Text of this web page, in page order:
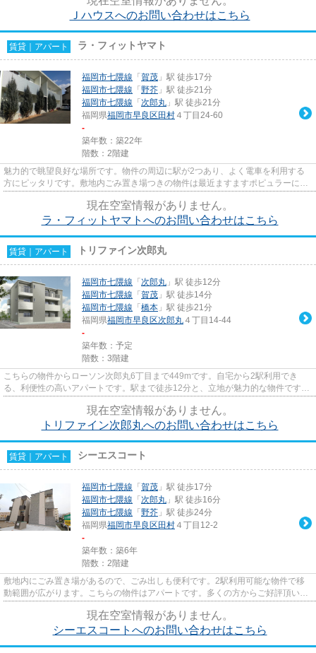
Ｊハウスへのお問い合わせはこちら
賃貸｜アパート ラ・フィットヤマト
福岡市七隈線 「 賀茂 」駅 徒歩17分
福岡市七隈線 「 野芥 」駅 徒歩21分
福岡市七隈線 「 次郎丸 」駅 徒歩21分
福岡県福岡市早良区 田村 ４丁目24-60
-
築年数：築22年
階数：2階建
魅力的で眺望良好な場所です。物件の周辺に駅が2つあり、よく電車を利用する
方にピッタリです。敷地内ごみ置き場つきの物件は最近ますますポピュラーにな
現在空室情報がありません。
ラ・フィットヤマトへのお問い合わせはこちら
賃貸｜アパート トリファイン次郎丸
福岡市七隈線 「 次郎丸 」駅 徒歩12分
福岡市七隈線 「 賀茂 」駅 徒歩14分
福岡市七隈線 「 橋本 」駅 徒歩21分
福岡県福岡市早良区次郎丸 ４丁目14-44
-
築年数：予定
階数：3階建
こちらの物件からローソン次郎丸6丁目まで449mです。自宅から2駅利用でき
る、利便性の高いアパートです。駅まで徒歩12分と、立地が魅力的な物件です。
現在空室情報がありません。
トリファイン次郎丸へのお問い合わせはこちら
賃貸｜アパート シーエスコート
福岡市七隈線 「 賀茂 」駅 徒歩17分
福岡市七隈線 「 次郎丸 」駅 徒歩16分
福岡市七隈線 「 野芥 」駅 徒歩24分
福岡県福岡市早良区 田村 ４丁目12-2
-
築年数：築6年
階数：2階建
敷地内にごみ置き場があるので、ごみ出しも便利です。2駅利用可能な物件で移
動範囲が広がります。こちらの物件はアパートです。多くの方からご好評頂いて
現在空室情報がありません。
シーエスコートへのお問い合わせはこちら